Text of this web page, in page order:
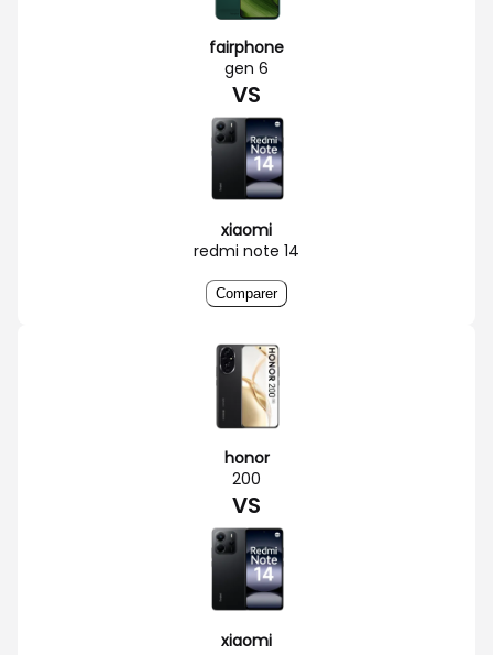
fairphone
gen 6
VS
xiaomi
redmi note 14
Comparer
honor
200
VS
xiaomi